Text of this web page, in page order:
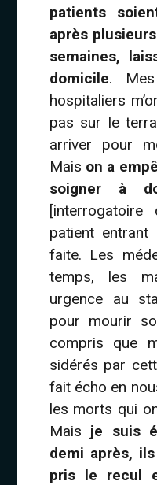
patients
après
semaines,
domicile.
hospitaliers
pas sur le
arriver pour
Mais on a
soigner à
patient entrant
faite. Les
temps, les
urgence au
pour mourir
compris que
sidérés par
fait écho en
les morts qui
Mais je suis
demi après,
pris le recul